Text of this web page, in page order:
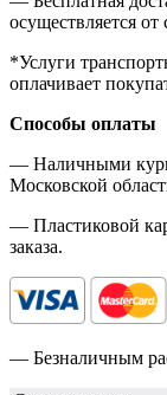
осуществляется от
*Услуги
оплачивает
Способы оплаты
— Наличными
Московской
— Пластиковой
заказа.
— Безналичным